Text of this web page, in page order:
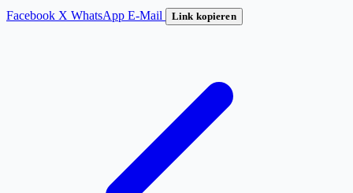
Facebook X WhatsApp E-Mail Link kopieren